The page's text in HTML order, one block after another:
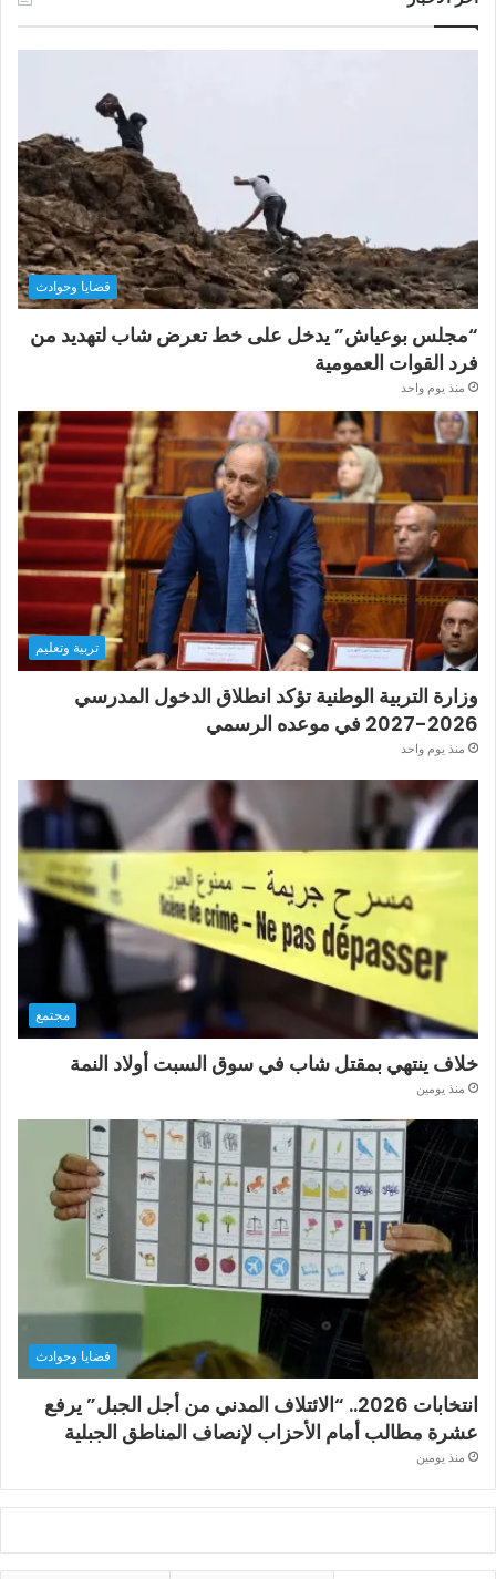
قضايا وحوادث
“مجلس بوعياش” يدخل على خط تعرض شاب لتهديد من
فرد القوات العمومية
منذ يوم واحد
تربية وتعليم
وزارة التربية الوطنية تؤكد انطلاق الدخول المدرسي
2026-2027 في موعده الرسمي
منذ يوم واحد
مجتمع
خلاف ينتهي بمقتل شاب في سوق السبت أولاد النمة
منذ يومين
قضايا وحوادث
انتخابات 2026.. “الائتلاف المدني من أجل الجبل” يرفع
عشرة مطالب أمام الأحزاب لإنصاف المناطق الجبلية
منذ يومين